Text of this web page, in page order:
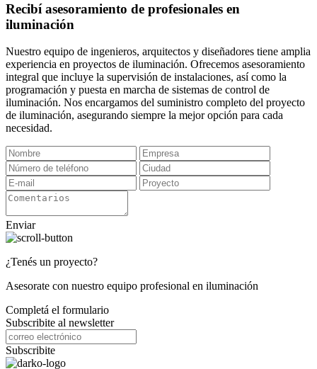
Recibí asesoramiento de profesionales en
iluminación
Nuestro equipo de ingenieros, arquitectos y diseñadores tiene amplia
experiencia en proyectos de iluminación. Ofrecemos asesoramiento
integral que incluye la supervisión de instalaciones, así como la
programación y puesta en marcha de sistemas de control de
iluminación. Nos encargamos del suministro completo del proyecto
de iluminación, asegurando siempre la mejor opción para cada
necesidad.
Enviar
¿Tenés un proyecto?
Asesorate con nuestro equipo profesional en iluminación
Completá el formulario
Subscribite al newsletter
Subscribite